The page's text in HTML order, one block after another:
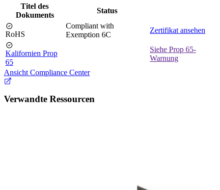
Titel des
Dokuments
Status
RoHS
Compliant with
Exemption 6C
Zertifikat ansehen
Kalifornien Prop
65
Siehe Prop 65-
Warnung
Ansicht Compliance Center
Verwandte Ressourcen